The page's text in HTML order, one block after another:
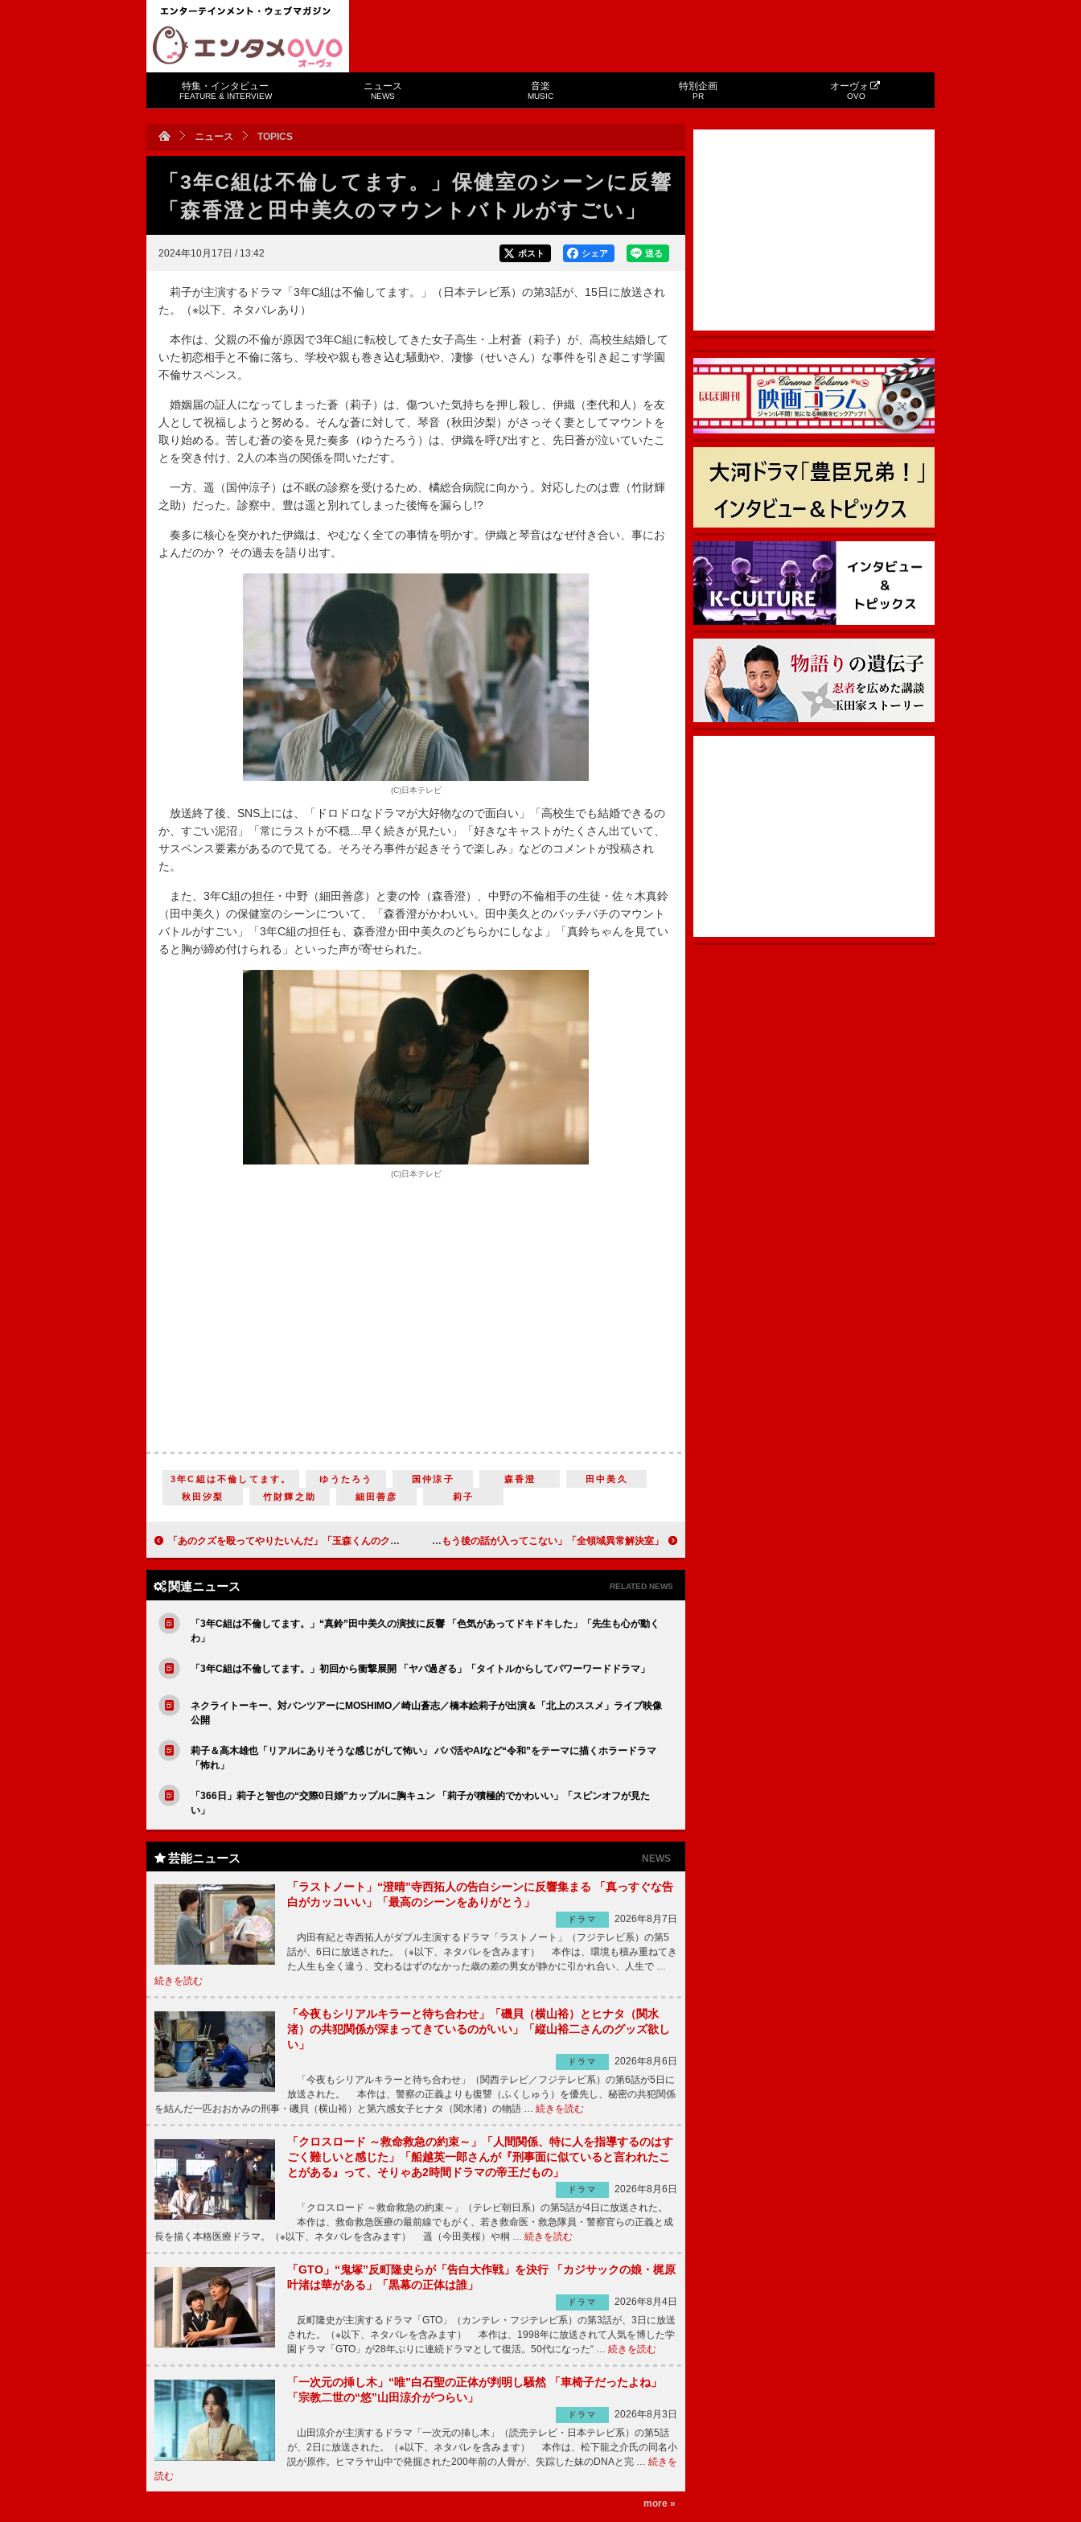
特集・インタビュー
FEATURE & INTERVIEW
ニュース
NEWS
音楽
MUSIC
特別企画
PR
オーヴォ
OVO
ニュース TOPICS
「3年C組は不倫してます。」保健室のシーンに反響
「森香澄と田中美久のマウントバトルがすごい」
2024年10月17日 / 13:42 送る
シェア
ポスト
莉子が主演するドラマ「3年C組は不倫してます。」（日本テレビ系）の第3話が、15日に放送され
た。（※以下、ネタバレあり）
本作は、父親の不倫が原因で3年C組に転校してきた女子高生・上村蒼（莉子）が、高校生結婚して
いた初恋相手と不倫に落ち、学校や親も巻き込む騒動や、凄惨（せいさん）な事件を引き起こす学園
不倫サスペンス。
婚姻届の証人になってしまった蒼（莉子）は、傷ついた気持ちを押し殺し、伊織（杢代和人）を友
人として祝福しようと努める。そんな蒼に対して、琴音（秋田汐梨）がさっそく妻としてマウントを
取り始める。苦しむ蒼の姿を見た奏多（ゆうたろう）は、伊織を呼び出すと、先日蒼が泣いていたこ
とを突き付け、2人の本当の関係を問いただす。
一方、遥（国仲涼子）は不眠の診察を受けるため、橘総合病院に向かう。対応したのは豊（竹財輝
之助）だった。診察中、豊は遥と別れてしまった後悔を漏らし!?
奏多に核心を突かれた伊織は、やむなく全ての事情を明かす。伊織と琴音はなぜ付き合い、事にお
よんだのか？ その過去を語り出す。
(C)日本テレビ
放送終了後、SNS上には、「ドロドロなドラマが大好物なので面白い」「高校生でも結婚できるの
か、すごい泥沼」「常にラストが不穏…早く続きが見たい」「好きなキャストがたくさん出ていて、
サスペンス要素があるので見てる。そろそろ事件が起きそうで楽しみ」などのコメントが投稿され
た。
また、3年C組の担任・中野（細田善彦）と妻の怜（森香澄）、中野の不倫相手の生徒・佐々木真鈴
（田中美久）の保健室のシーンについて、「森香澄がかわいい。田中美久とのバッチバチのマウント
バトルがすごい」「3年C組の担任も、森香澄か田中美久のどちらかにしなよ」「真鈴ちゃんを見てい
ると胸が締め付けられる」といった声が寄せられた。
(C)日本テレビ
3年C組は不倫してます。 ゆうたろう 国仲涼子 森香澄
田中美久
秋田汐梨
竹財輝之助 細田善彦 莉子
「あのクズを殴ってやりたいんだ」「玉森くんのクズぶりがカッコいい」「奈緒ちゃんに癒やされた」 「全領域異常解決室」広瀬アリスのキツネダンスが話題に 「鬼かわい過ぎる」「もう後の話が入ってこない」
関連ニュース RELATED NEWS
「3年C組は不倫してます。」“真鈴”田中美久の演技に反響 「色気があってドキドキした」「先生も心が動く
わ」
「3年C組は不倫してます。」初回から衝撃展開 「ヤバ過ぎる」「タイトルからしてパワーワードドラマ」
ネクライトーキー、対バンツアーにMOSHIMO／崎山蒼志／橋本絵莉子が出演＆「北上のススメ」ライブ映像
公開
莉子＆高木雄也「リアルにありそうな感じがして怖い」 パパ活やAIなど“令和”をテーマに描くホラードラマ
「怖れ」
「366日」莉子と智也の“交際0日婚”カップルに胸キュン 「莉子が積極的でかわいい」「スピンオフが見た
い」
芸能ニュース NEWS
「ラストノート」“澄晴”寺西拓人の告白シーンに反響集まる 「真っすぐな告
白がカッコいい」「最高のシーンをありがとう」
ドラマ
2026年8月7日
内田有紀と寺西拓人がダブル主演するドラマ「ラストノート」（フジテレビ系）の第5
話が、6日に放送された。（※以下、ネタバレを含みます） 本作は、環境も積み重ねてき
た人生も全く違う、交わるはずのなかった歳の差の男女が静かに引かれ合い、人生で …
続きを読む
「今夜もシリアルキラーと待ち合わせ」「磯貝（横山裕）とヒナタ（関水
渚）の共犯関係が深まってきているのがいい」「縦山裕二さんのグッズ欲し
い」
ドラマ
2026年8月6日
「今夜もシリアルキラーと待ち合わせ」（関西テレビ／フジテレビ系）の第6話が5日に
放送された。 本作は、警察の正義よりも復讐（ふくしゅう）を優先し、秘密の共犯関係
を結んだ一匹おおかみの刑事・磯貝（横山裕）と第六感女子ヒナタ（関水渚）の物語 … 続きを読む
「クロスロード ～救命救急の約束～」「人間関係、特に人を指導するのはす
ごく難しいと感じた」「船越英一郎さんが『刑事面に似ていると言われたこ
とがある』って、そりゃあ2時間ドラマの帝王だもの」
ドラマ
2026年8月6日
「クロスロード ～救命救急の約束～」（テレビ朝日系）の第5話が4日に放送された。
本作は、救命救急医療の最前線でもがく、若き救命医・救急隊員・警察官らの正義と成
長を描く本格医療ドラマ。（※以下、ネタバレを含みます） 遥（今田美桜）や桐 … 続きを読む
「GTO」“鬼塚”反町隆史らが「告白大作戦」を決行 「カジサックの娘・梶原
叶渚は華がある」「黒幕の正体は誰」
ドラマ
2026年8月4日
反町隆史が主演するドラマ「GTO」（カンテレ・フジテレビ系）の第3話が、3日に放送
された。（※以下、ネタバレを含みます） 本作は、1998年に放送されて人気を博した学
園ドラマ「GTO」が28年ぶりに連続ドラマとして復活。50代になった“ … 続きを読む
「一次元の挿し木」“唯”白石聖の正体が判明し騒然 「車椅子だったよね」
「宗教二世の“悠”山田涼介がつらい」
ドラマ
2026年8月3日
山田涼介が主演するドラマ「一次元の挿し木」（読売テレビ・日本テレビ系）の第5話
が、2日に放送された。（※以下、ネタバレを含みます） 本作は、松下龍之介氏の同名小
説が原作。ヒマラヤ山中で発掘された200年前の人骨が、失踪した妹のDNAと完 … 続きを
読む
more »